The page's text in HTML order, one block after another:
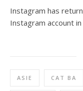
Instagram has
Instagram account
ASIE CAT BA